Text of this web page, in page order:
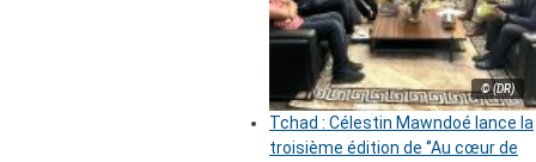
© (DR)
Tchad : Célestin Mawndoé lance la
troisième édition de ‘’Au cœur de